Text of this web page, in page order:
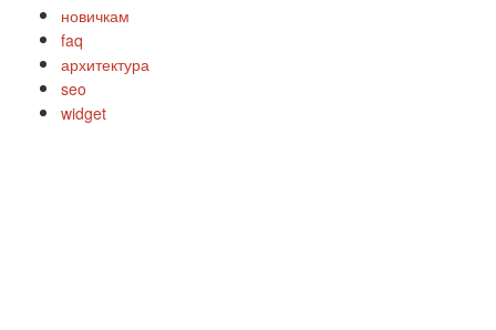
новичкам
faq
архитектура
seo
widget